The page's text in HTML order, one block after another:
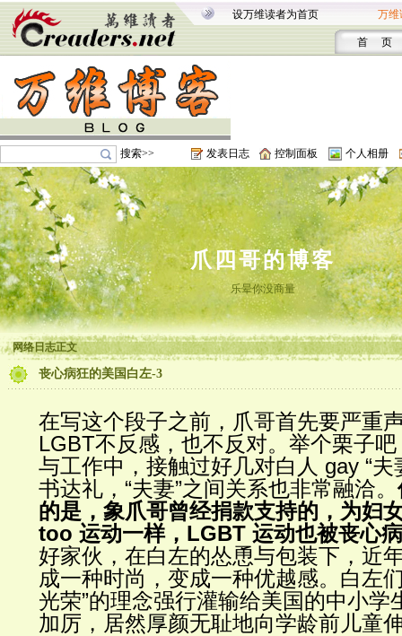
设万维读者为首页 万维
首 页
搜索>> 发表日志 控制面板 个人相册
爪四哥的博客
乐晕你没商量
网络日志正文
丧心病狂的美国白左-3
在写这个段子之前，爪哥首先要严重
LGBT不反感，也不反对。举个栗子
与工作中，接触过好几对白人 gay “夫
书达礼， “夫妻”之间关系也非常融洽。
的是，象爪哥曾经捐款支持的，为妇
too 运动一样， LGBT 运动也被丧心
好家伙，在白左的怂恿与包装下，近
成一种时尚，变成一种优越感。白左
光荣”的理念强行灌输给美国的中小学
加厉，居然厚颜无耻地向学龄前儿童